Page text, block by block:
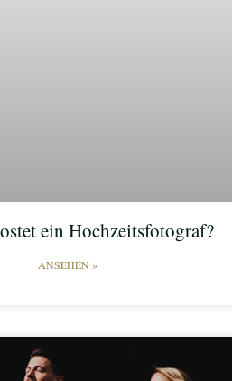
ein Hochzeitsfotograf?
ANSEHEN »